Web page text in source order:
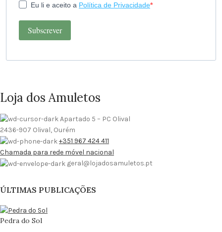
Eu li e aceito a Política de Privacidade
Subscrever
Loja dos Amuletos
Apartado 5 – PC Olival
2436-907 Olival, Ourém
+351 967 424 411
Chamada para rede móvel nacional
geral@lojadosamuletos.pt
ÚLTIMAS PUBLICAÇÕES
Pedra do Sol